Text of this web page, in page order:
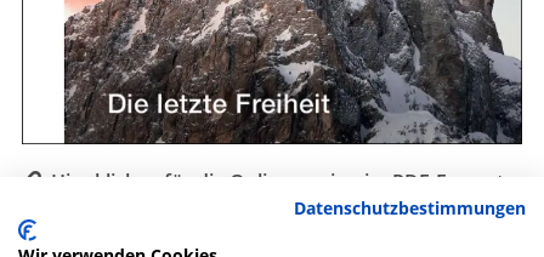
Datenschutzbestimmungen
Hier klicken für die Onlineversion im PDF-Format
Auch als gedruckte Zeitschrift erhältlich.